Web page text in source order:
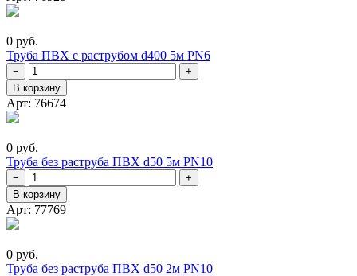
0 руб.
Труба ПВХ с раструбом d400 5м PN6
−
+
В корзину
Арт: 76674
0 руб.
Труба без раструба ПВХ d50 5м PN10
−
+
В корзину
Арт: 77769
0 руб.
Труба без раструба ПВХ d50 2м PN10